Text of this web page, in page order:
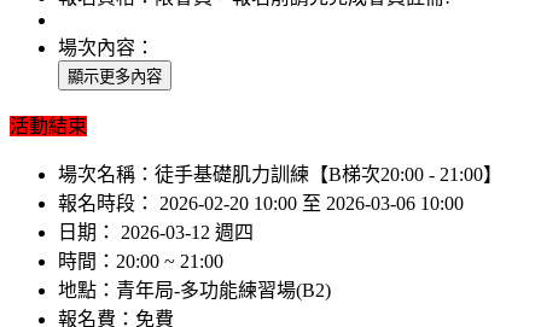
場次內容：
活動結束
場次名稱： 徒手基礎肌力訓練【B梯次20:00 - 21:00】
報名時段：
2026-02-20 10:00 至 2026-03-06 10:00
日期：
2026-03-12 週四
時間： 20:00 ~ 21:00
地點： 青年局-多功能練習場(B2)
報名費： 免費